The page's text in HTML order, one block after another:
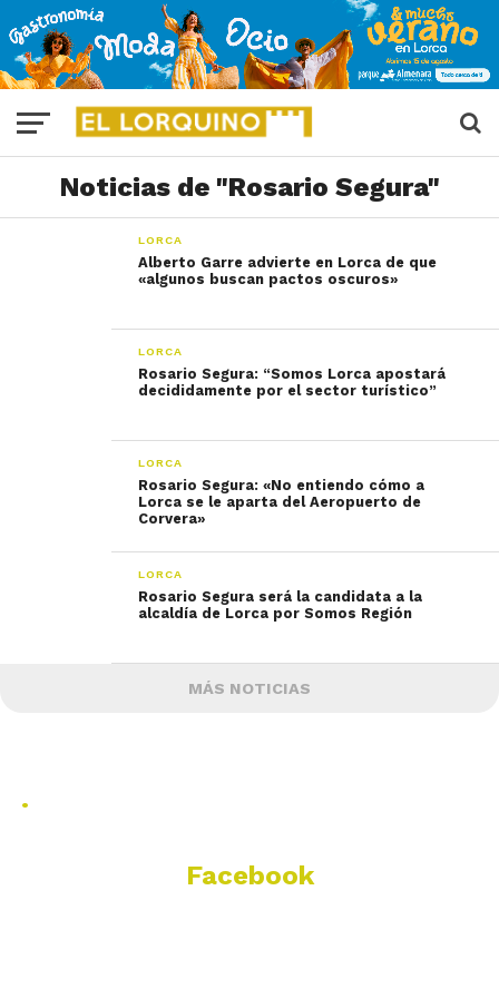
Noticias de "Rosario Segura"
LORCA
Alberto Garre advierte en Lorca de que
«algunos buscan pactos oscuros»
LORCA
Rosario Segura: “Somos Lorca apostará
decididamente por el sector turístico”
LORCA
Rosario Segura: «No entiendo cómo a
Lorca se le aparta del Aeropuerto de
Corvera»
LORCA
Rosario Segura será la candidata a la
alcaldía de Lorca por Somos Región
MÁS NOTICIAS
.
Facebook